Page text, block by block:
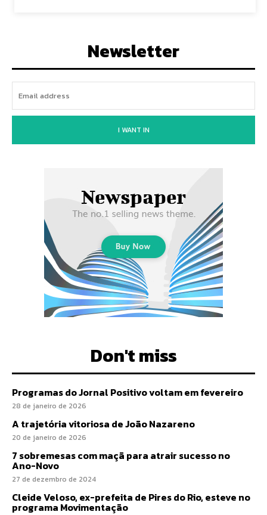
Newsletter
I WANT IN
Don't miss
Programas do Jornal Positivo voltam em fevereiro
28 de janeiro de 2026
A trajetória vitoriosa de João Nazareno
20 de janeiro de 2026
7 sobremesas com maçã para atrair sucesso no
Ano-Novo
27 de dezembro de 2024
Cleide Veloso, ex-prefeita de Pires do Rio, esteve no
programa Movimentação